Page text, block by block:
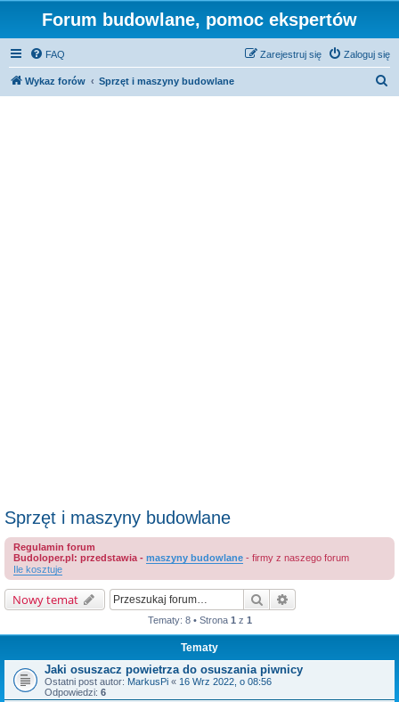
Forum budowlane, pomoc ekspertów
FAQ Zaloguj się
Zarejestruj się
Wykaz forów Sprzęt i maszyny budowlane
Sprzęt i maszyny budowlane
Regulamin forum
Budoloper.pl: przedstawia - maszyny budowlane - firmy z naszego forum
Ile kosztuje
Nowy temat Szukaj
Tematy: 8 • Strona 1 z 1
Tematy
Jaki osuszacz powietrza do osuszania piwnicy
Ostatni post autor: MarkusPi « 16 Wrz 2022, o 08:56
Odpowiedzi: 6